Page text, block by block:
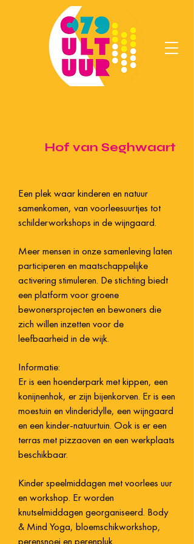
Hof van Seghwaart
Een plek waar kinderen en natuur
samenkomen, van voorleesuurtjes tot
schilderworkshops in de wijngaard.
Meer mensen in onze samenleving laten
participeren en maatschappelijke
activering stimuleren. De stichting biedt
een platform voor groene
bewonersprojecten en bewoners die
zich willen inzetten voor de
leefbaarheid in de wijk.
Informatie:
Er is een hoenderpark met kippen, een
konijnenhok, er zijn bijenkorven. Er is een
moestuin en vlinderidylle, een wijngaard
en een kinder-natuurtuin. Ook is er een
terras met pizzaoven en een werkplaats
beschikbaar.
Kinder speelmiddagen met voorlees uur
en workshop. Er worden
knutselmiddagen georganiseerd. Body
& Mind Yoga, bloemschikworkshop,
perensnoei en perenpluk.